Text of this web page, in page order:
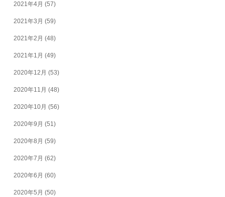
2021年4月 (57)
2021年3月 (59)
2021年2月 (48)
2021年1月 (49)
2020年12月 (53)
2020年11月 (48)
2020年10月 (56)
2020年9月 (51)
2020年8月 (59)
2020年7月 (62)
2020年6月 (60)
2020年5月 (50)